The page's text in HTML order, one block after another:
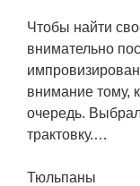
Чтобы найти
внимательно
внимание тому,
очередь.
трактовку.…
Тюльпаны